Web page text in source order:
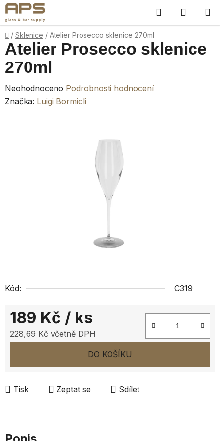
Přejít
na
obsah
Hledat
KOŠÍK
Domů
/ Sklenice / Atelier Prosecco sklenice 270ml
Kód: C319
189 Kč / ks
228,69 Kč včetně DPH
DO KOŠÍKU
Tisk Zeptat se Sdílet
Atelier Prosecco sklenice
270ml
Průměrné
hodnocení
Neohodnoceno Podrobnosti hodnocení
Značka: Luigi Bormioli
Popis